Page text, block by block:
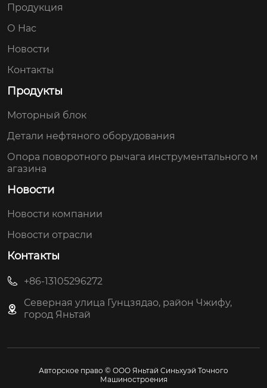
Продукция
О Hас
Новости
Контакты
Продукты
Моторный блок
Детали нефтяного оборудования
Опора поворотного рычага инструментального м
агазина
Новости
Новости компании
Новости отрасли
Контакты
+86-13105296272
Северная улица Гунцзядао, район Чжифу,
город Яньтай
Авторское право © ООО Яньтай Синьхуэй Точного
Машиностроения